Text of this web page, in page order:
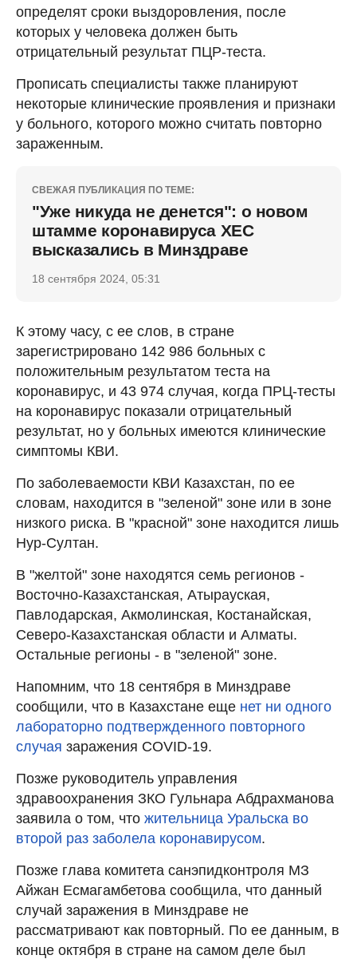
определят сроки выздоровления, после
которых у человека должен быть
отрицательный результат ПЦР-теста.
Прописать специалисты также планируют
некоторые клинические проявления и признаки
у больного, которого можно считать повторно
зараженным.
СВЕЖАЯ ПУБЛИКАЦИЯ ПО ТЕМЕ:
"Уже никуда не денется": о новом
штамме коронавируса ХЕС
высказались в Минздраве
18 сентября 2024, 05:31
К этому часу, с ее слов, в стране
зарегистрировано 142 986 больных с
положительным результатом теста на
коронавирус, и 43 974 случая, когда ПРЦ-тесты
на коронавирус показали отрицательный
результат, но у больных имеются клинические
симптомы КВИ.
По заболеваемости КВИ Казахстан, по ее
словам, находится в "зеленой" зоне или в зоне
низкого риска. В "красной" зоне находится лишь
Нур-Султан.
В "желтой" зоне находятся семь регионов -
Восточно-Казахстанская, Атырауская,
Павлодарская, Акмолинская, Костанайская,
Северо-Казахстанская области и Алматы.
Остальные регионы - в "зеленой" зоне.
Напомним, что 18 сентября в Минздраве
сообщили, что в Казахстане еще нет ни одного
лабораторно подтвержденного повторного
случая заражения COVID-19.
Позже руководитель управления
здравоохранения ЗКО Гульнара Абдрахманова
заявила о том, что жительница Уральска во
второй раз заболела коронавирусом.
Позже глава комитета санэпидконтроля МЗ
Айжан Есмагамбетова сообщила, что данный
случай заражения в Минздраве не
рассматривают как повторный. По ее данным, в
конце октября в стране на самом деле был